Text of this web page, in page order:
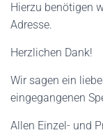
Hierzu benötigen
Adresse.
Herzlichen Dank!
Wir sagen ein
eingegangenen
Allen Einzel- und